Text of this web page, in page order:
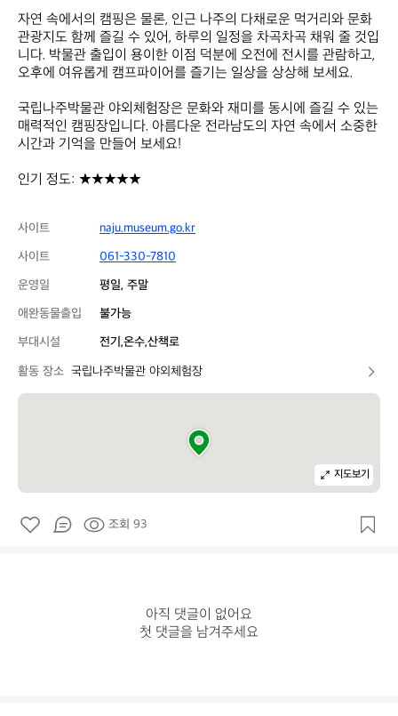
자연 속에서의 캠핑은 물론, 인근 나주의 다채로운 먹거리와 문화
관광지도 함께 즐길 수 있어, 하루의 일정을 차곡차곡 채워 줄 것입
니다. 박물관 출입이 용이한 이점 덕분에 오전에 전시를 관람하고,
오후에 여유롭게 캠프파이어를 즐기는 일상을 상상해 보세요.
국립나주박물관 야외체험장은 문화와 재미를 동시에 즐길 수 있는
매력적인 캠핑장입니다. 아름다운 전라남도의 자연 속에서 소중한
시간과 기억을 만들어 보세요!
인기 정도: ★★★★★
사이트
naju.museum.go.kr
사이트
061-330-7810
운영일
평일, 주말
애완동물출입
불가능
부대시설
전기,온수,산책로
활동 장소 국립나주박물관 야외체험장
지도보기
조회 93
아직 댓글이 없어요
첫 댓글을 남겨주세요